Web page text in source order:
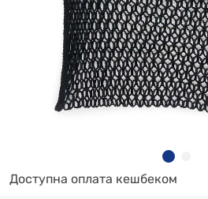
Доступна оплата кешбеком